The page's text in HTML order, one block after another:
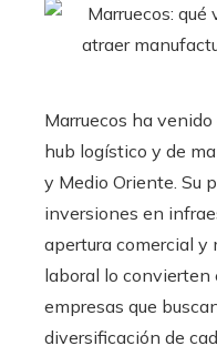
Marruecos ha
hub logístico y de
y Medio Oriente. Su
inversiones en
apertura comercial y
laboral lo convierten
empresas que
diversificación de